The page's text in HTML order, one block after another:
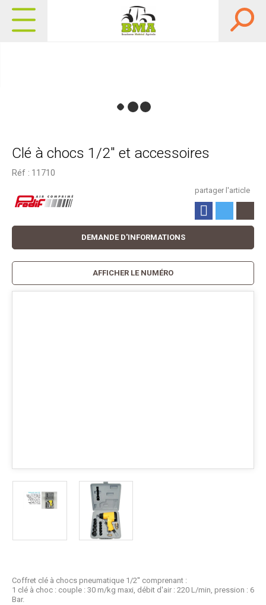
Clé à chocs 1/2" et accessoires
Réf : 11710
partager l'article
Coffret clé à chocs pneumatique 1/2'' comprenant :
1 clé à choc : couple : 30 m/kg maxi, débit d'air : 220 L/min, pression : 6
Bar.
DEMANDE D'INFORMATIONS
AFFICHER LE NUMÉRO